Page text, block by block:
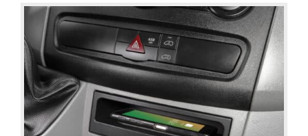
werden
Details